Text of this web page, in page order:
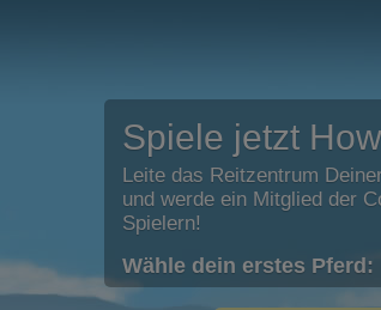
Spiele jetzt
Leite das Reitzentrum
und werde ein Mitglied der
Spielern!
Wähle dein erstes Pferd: